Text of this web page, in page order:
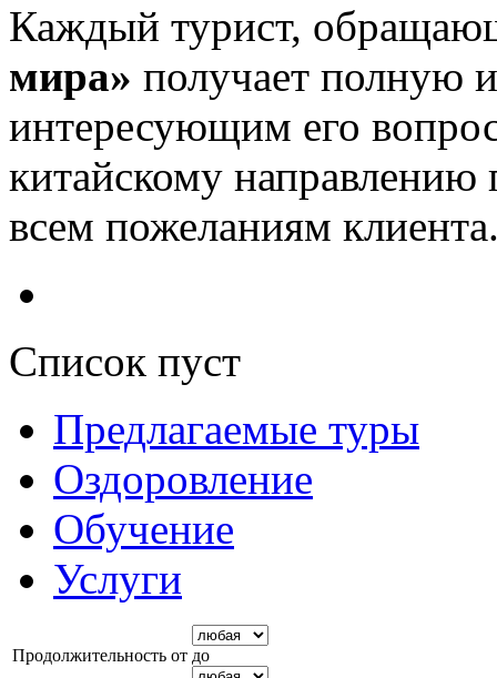
Каждый турист,
мира» получает полную
интересующим его
китайскому направлению
всем пожеланиям
Список пуст
Предлагаемые туры
Оздоровление
Обучение
Услуги
Продолжительность от до